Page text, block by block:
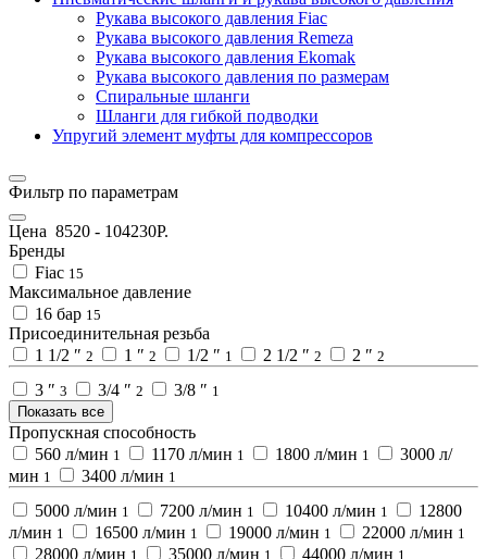
Рукава высокого давления Fiac
Рукава высокого давления Remeza
Рукава высокого давления Ekomak
Рукава высокого давления по размерам
Спиральные шланги
Шланги для гибкой подводки
Упругий элемент муфты для компрессоров
Фильтр по параметрам
Цена 8520 - 104230Р.
Бренды
Fiac 15
Максимальное давление
16 бар 15
Присоединительная резьба
1 1/2 ″ 2 1 ″ 2 1/2 ″ 1 2 1/2 ″ 2 2 ″ 2
3 ″ 3 3/4 ″ 2 3/8 ″ 1
Показать все
Пропускная способность
560 л/мин 1 1170 л/мин 1 1800 л/мин 1
3000 л/
мин 1 3400 л/мин 1
5000 л/мин 1 7200 л/мин 1 10400 л/мин 1
12800
л/мин 1 16500 л/мин 1 19000 л/мин 1 22000 л/мин 1
28000 л/мин 1 35000 л/мин 1 44000 л/мин 1